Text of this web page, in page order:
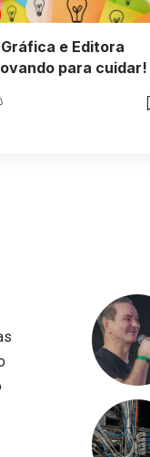
e Editora
para cuidar!